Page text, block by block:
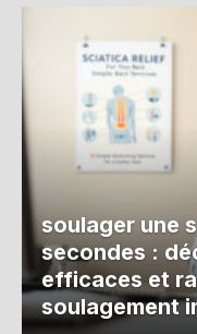
soulager une
secondes :
efficaces et
soulagement